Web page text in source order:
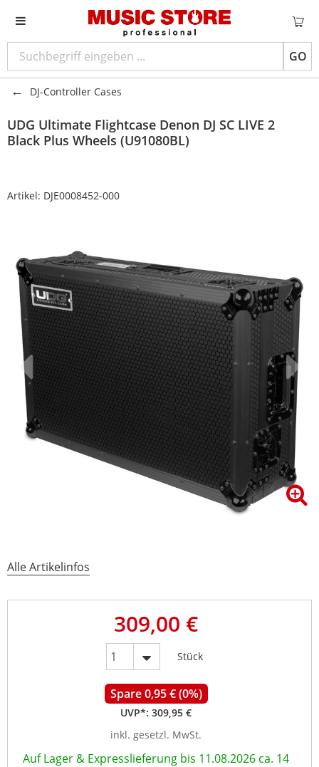
GO
DJ-Controller Cases
UDG Ultimate Flightcase Denon DJ SC LIVE 2
Black Plus Wheels (U91080BL)
Artikel: DJE0008452-000
Alle Artikelinfos
309,00 €
Stück
Spare 0,95 € (0%)
UVP*: 309,95 €
inkl. gesetzl. MwSt.
Auf Lager & Expresslieferung bis 11.08.2026 ca. 14